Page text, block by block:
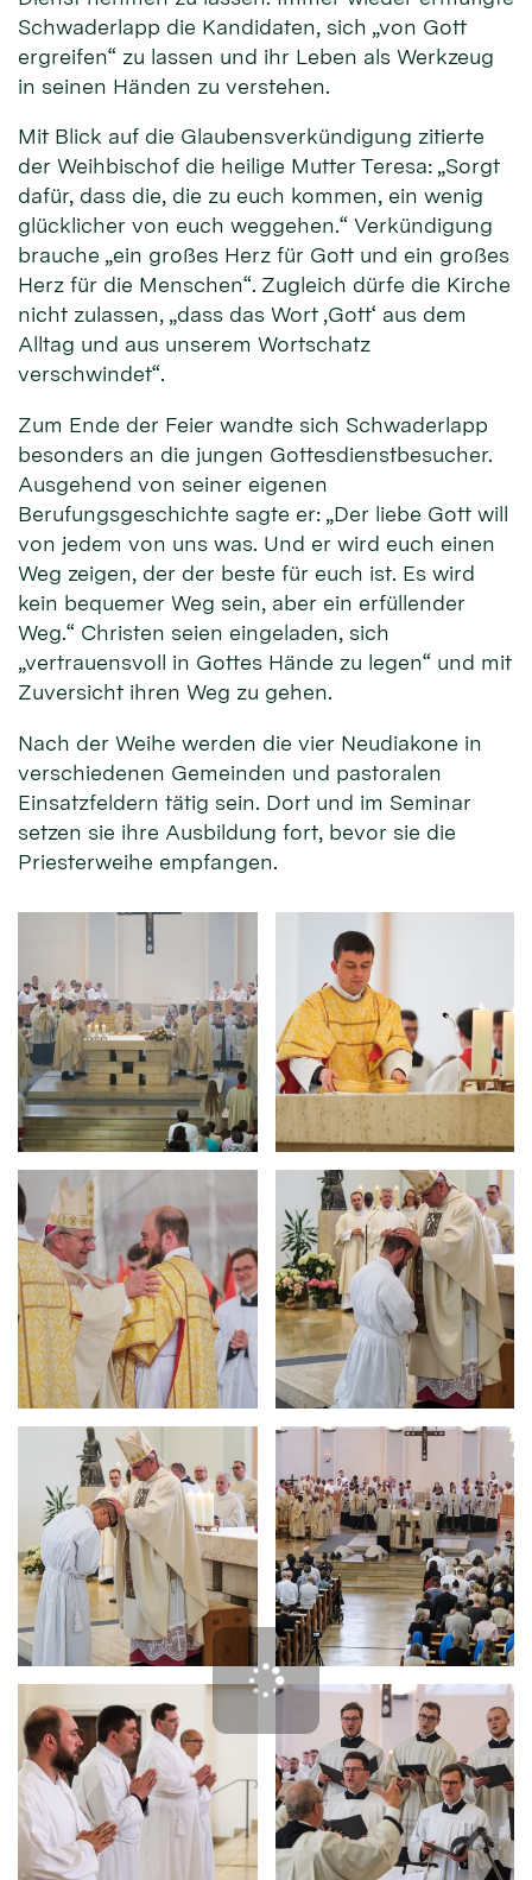
Schwaderlapp die Kandidaten, sich „von Gott
ergreifen“ zu lassen und ihr Leben als Werkzeug
in seinen Händen zu verstehen.
Mit Blick auf die Glaubensverkündigung zitierte
der Weihbischof die heilige Mutter Teresa: „Sorgt
dafür, dass die, die zu euch kommen, ein wenig
glücklicher von euch weggehen.“ Verkündigung
brauche „ein großes Herz für Gott und ein großes
Herz für die Menschen“. Zugleich dürfe die Kirche
nicht zulassen, „dass das Wort ‚Gott‘ aus dem
Alltag und aus unserem Wortschatz
verschwindet“.
Zum Ende der Feier wandte sich Schwaderlapp
besonders an die jungen Gottesdienstbesucher.
Ausgehend von seiner eigenen
Berufungsgeschichte sagte er: „Der liebe Gott will
von jedem von uns was. Und er wird euch einen
Weg zeigen, der der beste für euch ist. Es wird
kein bequemer Weg sein, aber ein erfüllender
Weg.“ Christen seien eingeladen, sich
„vertrauensvoll in Gottes Hände zu legen“ und mit
Zuversicht ihren Weg zu gehen.
Nach der Weihe werden die vier Neudiakone in
verschiedenen Gemeinden und pastoralen
Einsatzfeldern tätig sein. Dort und im Seminar
setzen sie ihre Ausbildung fort, bevor sie die
Priesterweihe empfangen.